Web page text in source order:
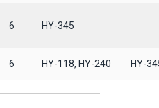
6 ΗΥ-345
6 ΗΥ-118, ΗΥ-240 ΗΥ-